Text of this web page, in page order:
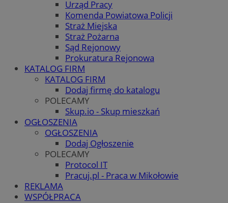
Urząd Pracy
Komenda Powiatowa Policji
Straż Miejska
Straż Pożarna
Sąd Rejonowy
Prokuratura Rejonowa
KATALOG FIRM
KATALOG FIRM
Dodaj firmę do katalogu
POLECAMY
Skup.io - Skup mieszkań
OGŁOSZENIA
OGŁOSZENIA
Dodaj Ogłoszenie
POLECAMY
Protocol IT
Pracuj.pl - Praca w Mikołowie
REKLAMA
WSPÓŁPRACA